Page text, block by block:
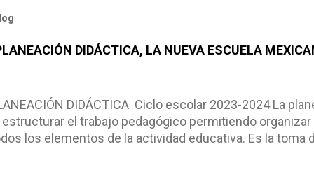
DIDÁCTICA, LA NUEVA ESCUELA
DIDÁCTICA Ciclo escolar 2023-2024 La
el trabajo pedagógico permitiendo
los elementos de la actividad educativa. Es la toma
didáctica tiene las siguientes características: * Es el